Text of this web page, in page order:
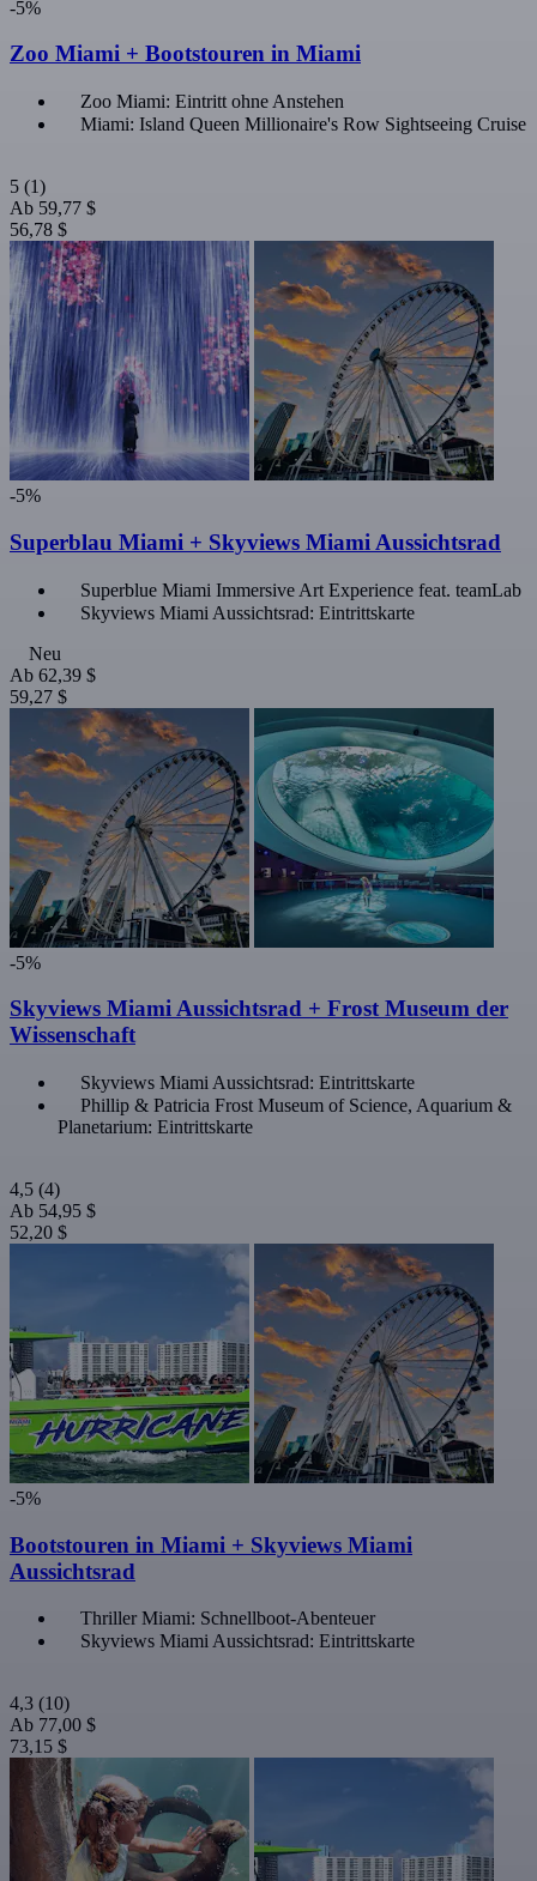
-5%
Zoo Miami + Bootstouren in Miami
Zoo Miami: Eintritt ohne Anstehen
Miami: Island Queen Millionaire's Row Sightseeing Cruise
5 (1)
Ab 59,77 $
56,78 $
-5%
Superblau Miami + Skyviews Miami Aussichtsrad
Superblue Miami Immersive Art Experience feat. teamLab
Skyviews Miami Aussichtsrad: Eintrittskarte
Neu
Ab 62,39 $
59,27 $
-5%
Skyviews Miami Aussichtsrad + Frost Museum der
Wissenschaft
Skyviews Miami Aussichtsrad: Eintrittskarte
Phillip & Patricia Frost Museum of Science, Aquarium &
Planetarium: Eintrittskarte
4,5 (4)
Ab 54,95 $
52,20 $
-5%
Bootstouren in Miami + Skyviews Miami
Aussichtsrad
Thriller Miami: Schnellboot-Abenteuer
Skyviews Miami Aussichtsrad: Eintrittskarte
4,3 (10)
Ab 77,00 $
73,15 $